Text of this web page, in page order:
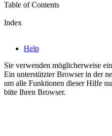
Table of Contents
Index
Help
Sie verwenden möglicherweise
Ein unterstützter Browser in der
um alle Funktionen dieser Hilfe
bitte Ihren Browser.